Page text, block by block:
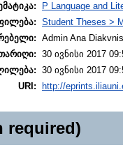
P Language and
Student Theses >
Admin Ana
30 ივნისი 2017
30 ივნისი 2017
URI:
http://
required)